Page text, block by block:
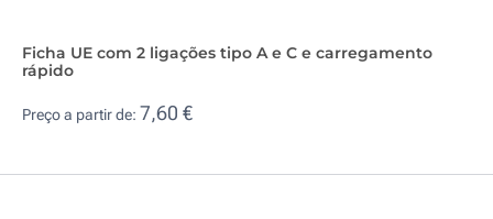
Ficha UE com 2 ligações tipo A e C e carregamento
rápido
Preço a partir de: 7,60 €